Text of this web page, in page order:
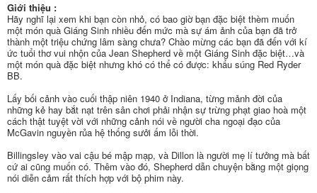
Giới thiệu :
Hãy nghĩ lại xem khi bạn còn nhỏ, có bao giờ bạn đặc biệt thèm muốn
một món quà Giáng Sinh nhiều đến mức mà sự ám ảnh của bạn đã trở
thành một triệu chứng lâm sàng chưa? Chào mừng các bạn đã đến với kí
ức tuổi thơ vui nhộn của Jean Shepherd về một Giáng Sinh đặc biệt…và
một món quà đặc biệt nhưng khó có thể có được: khẩu súng Red Ryder
BB.
Lấy bối cảnh vào cuối thập niên 1940 ở Indiana, từng mảnh đời của
những kẻ hay bắt nạt trên sân chơi phải nhận sự trừng phạt giao hoà một
cách thật tuyệt vời với những cảnh nói về người cha ngoại đạo của
McGavin nguyền rủa hệ thống sưởi ấm lỗi thời.
Billingsley vào vai cậu bé mập mạp, và Dillon là người mẹ lí tưởng mà bất
cứ ai cũng muốn có. Thêm vào đó, Shepherd dẫn chuyện bằng một giọng
nói diễn cảm rất thích hợp với bộ phim này.